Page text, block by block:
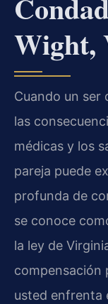
Wight,
Cuando un ser
las
médicas y los
pareja puede
profunda de
se conoce
la ley de
compensación
usted enfrenta